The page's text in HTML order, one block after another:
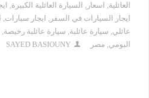
العائلية, اسعار , السيارة العائلية الكبيرة,
ايجار السيارات في السفر , ايجار سيارات,
عائلي, سيارة عائلية, سيارة عائلية رخيصة,
اليومي, مصر SAYED BASIOUNY